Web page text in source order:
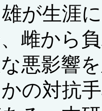
が生涯
雌から
悪影響
の対抗